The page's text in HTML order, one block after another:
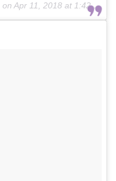
on Apr 11, 2018 at 1:42am PDT